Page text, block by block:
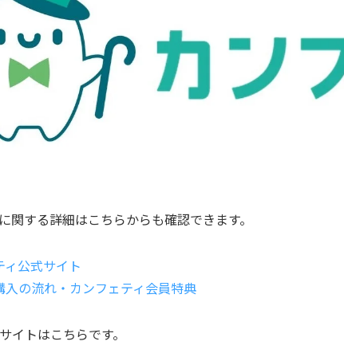
関する詳細はこちらからも確認できます。
ィ公式サイト
入の流れ・カンフェティ会員特典
イトはこちらです。